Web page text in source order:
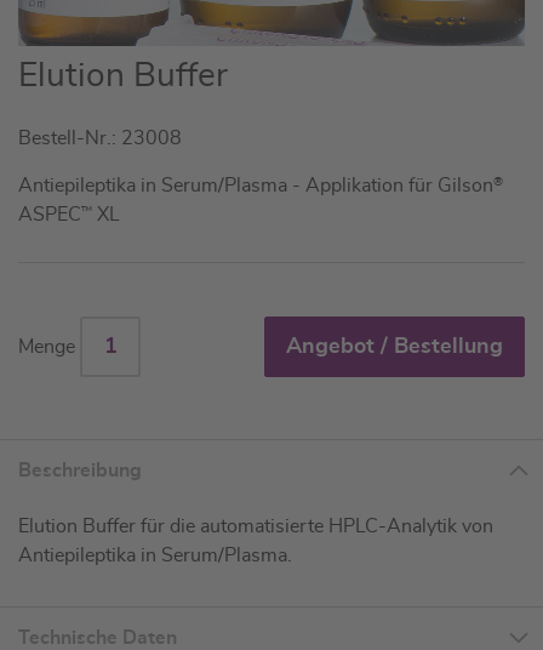
Zum
Anfang
Bildgalerie
springen
Elution Buffer
Bestell-Nr.: 23008
Antiepileptika in Serum/Plasma - Applikation für Gilson®
ASPEC™ XL
Menge Angebot / Bestellung
Beschreibung
Elution Buffer für die automatisierte HPLC-Analytik von
Antiepileptika in Serum/Plasma.
Technische Daten